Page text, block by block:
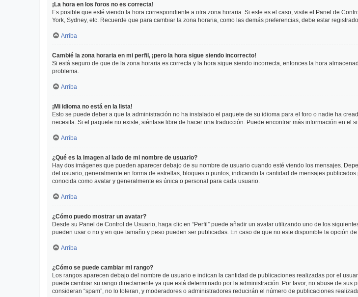
¡La hora en los foros no es correcta!
Es posible que esté viendo la hora correspondiente a otra zona horaria. Si este es el caso, visite el Panel de
York, Sydney, etc. Recuerde que para cambiar la zona horaria, como las demás preferencias, debe estar
Arriba
Cambié la zona horaria en mi perfil, ¡pero la hora sigue siendo incorrecto!
Si está seguro de que de la zona horaria es correcta y la hora sigue siendo incorrecta, entonces la hora
problema.
Arriba
¡Mi idioma no está en la lista!
Esto se puede deber a que la administración no ha instalado el paquete de su idioma para el foro o nadie ha
necesita. Si el paquete no existe, siéntase libre de hacer una traducción. Puede encontrar más información en el
Arriba
¿Qué es la imagen al lado de mi nombre de usuario?
Hay dos imágenes que pueden aparecer debajo de su nombre de usuario cuando esté viendo los mensajes.
del usuario, generalmente en forma de estrellas, bloques o puntos, indicando la cantidad de mensajes
conocida como avatar y generalmente es única o personal para cada usuario.
Arriba
¿Cómo puedo mostrar un avatar?
Desde su Panel de Control de Usuario, haga clic en “Perfil” puede añadir un avatar utilizando uno de los
pueden usar o no y en que tamaño y peso pueden ser publicadas. En caso de que no este disponible la opción
Arriba
¿Cómo se puede cambiar mi rango?
Los rangos aparecen debajo del nombre de usuario e indican la cantidad de publicaciones realizadas por el
puede cambiar su rango directamente ya que está determinado por la administración. Por favor, no abuse de
consideran “spam”, no lo toleran, y moderadores o administradores reducirán el número de publicaciones